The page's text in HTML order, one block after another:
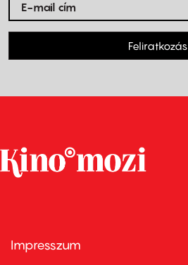
Feliratkozás
Footer
Impresszum